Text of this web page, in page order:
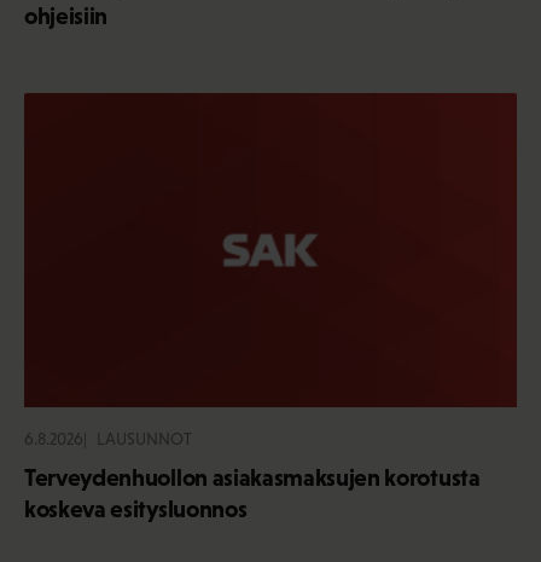
ohjeisiin
6.8.2026 LAUSUNNOT
Terveydenhuollon asiakasmaksujen korotusta
koskeva esitysluonnos